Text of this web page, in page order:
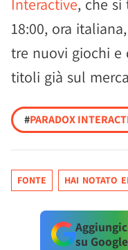
Interactive, che si
18:00, ora
tre nuovi giochi e
titoli già sul
#PARADOX
FONTE HAI NOTATO
su Google